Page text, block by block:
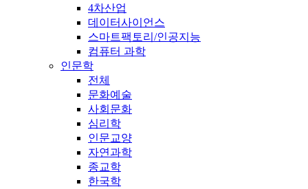
4차산업
데이터사이언스
스마트팩토리/인공지능
컴퓨터 과학
인문학
전체
문화예술
사회문화
심리학
인문교양
자연과학
종교학
한국학